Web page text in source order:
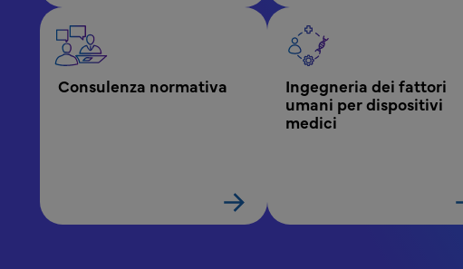
Consulenza normativa
Ingegneria dei fattori
umani per dispositivi
medici